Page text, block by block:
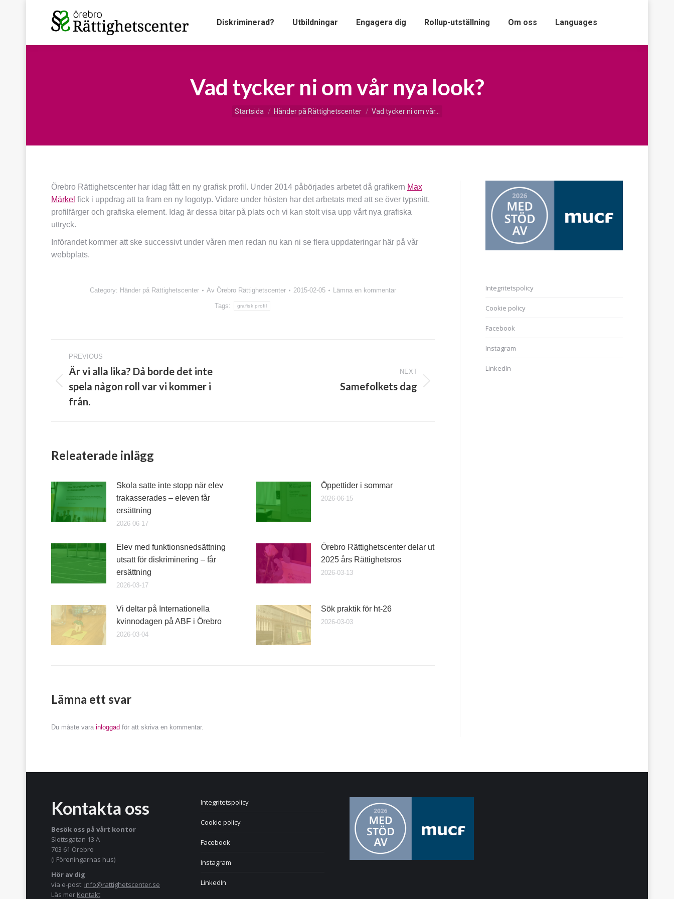
Diskriminerad? Utbildningar Engagera dig Rollup-utställning Om oss Languages
Vad tycker ni om vår nya look?
Du är här:
Startsida Händer på Rättighetscenter Vad tycker ni om vår…
Örebro Rättighetscenter har idag fått en ny grafisk profil. Under 2014 påbörjades arbetet då grafikern Max
Märkel fick i uppdrag att ta fram en ny logotyp. Vidare under hösten har det arbetats med att se över typsnitt,
profilfärger och grafiska element. Idag är dessa bitar på plats och vi kan stolt visa upp vårt nya grafiska
uttryck.
Införandet kommer att ske successivt under våren men redan nu kan ni se flera uppdateringar här på vår
webbplats.
Category: Händer på Rättighetscenter Av Örebro Rättighetscenter 2015-02-05 Lämna en kommentar
Tags: grafisk profil
Post
navigation
PREVIOUS
Previous
post:
Är vi alla lika? Då borde det inte
spela någon roll var vi kommer i
från.
NEXT
Samefolkets dag
Releaterade inlägg
Skola satte inte stopp när elev
trakasserades – eleven får
ersättning
2026-06-17
Öppettider i sommar
2026-06-15
Elev med funktionsnedsättning
utsatt för diskriminering – får
ersättning
2026-03-17
Örebro Rättighetscenter delar ut
2025 års Rättighetsros
2026-03-13
Vi deltar på Internationella
kvinnodagen på ABF i Örebro
2026-03-04
Sök praktik för ht-26
2026-03-03
Lämna ett svar
Du måste vara inloggad för att skriva en kommentar.
Integritetspolicy
Cookie policy
Facebook
Instagram
LinkedIn
Kontakta oss
Besök oss på vårt kontor
Slottsgatan 13 A
703 61 Örebro
(i Föreningarnas hus)
Hör av dig
via e-post: info@rattighetscenter.se
Läs mer Kontakt
Integritetspolicy
Cookie policy
Facebook
Instagram
LinkedIn